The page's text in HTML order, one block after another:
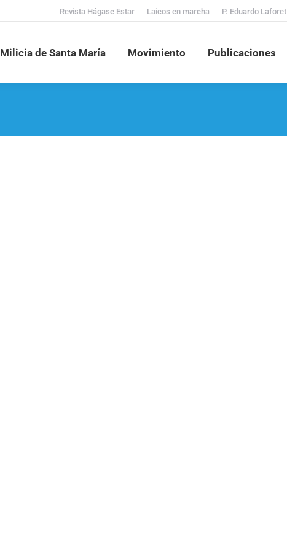
Revista Hágase Estar Laicos en marcha P. Eduardo Laforet
Milicia de Santa María Movimiento Publicaciones